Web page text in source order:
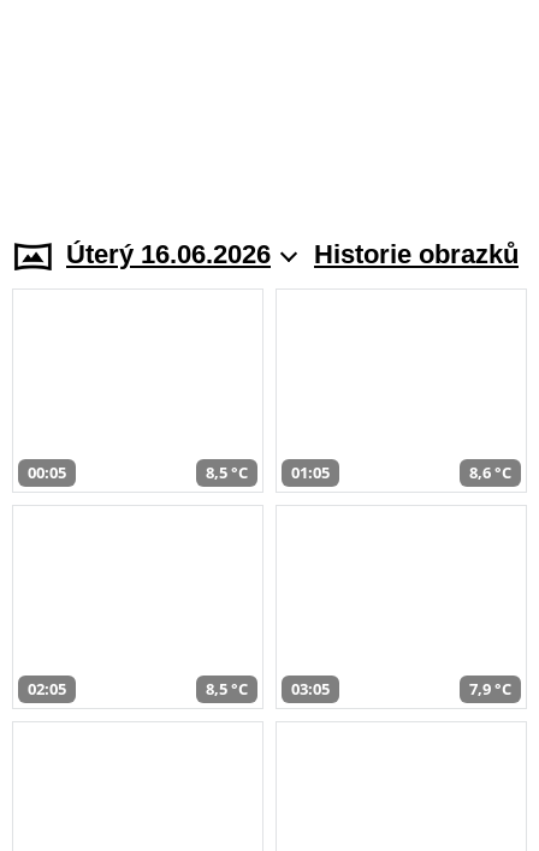
Úterý 16.06.2026 Historie obrazků
00:05 8,5 °C 01:05 8,6 °C
02:05 8,5 °C 03:05 7,9 °C